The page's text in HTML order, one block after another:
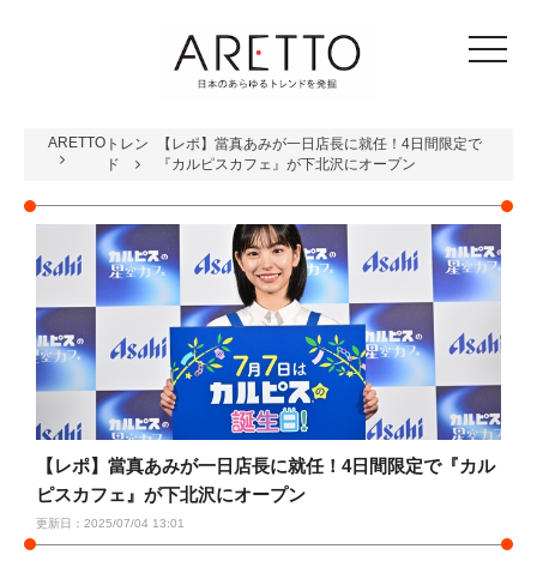
toggle
ARETTO トレン
ド
【レポ】當真あみが一日店長に就任！4日間限定で
『カルピスカフェ』が下北沢にオープン
【レポ】當真あみが一日店長に就任！4日間限定で『カル
ピスカフェ』が下北沢にオープン
更新日：2025/07/04 13:01